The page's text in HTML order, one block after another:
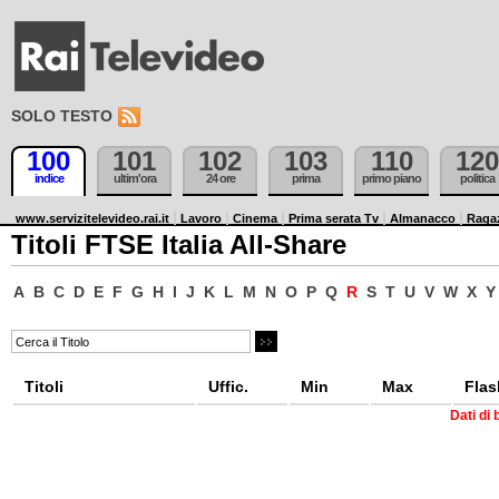
SOLO TESTO
100
indice
101
ultim'ora
102
24 ore
103
prima
110
primo piano
120
politica
www.servizitelevideo.rai.it Lavoro Cinema Prima serata Tv Almanacco
Titoli FTSE Italia All-Share
A B C D E F G H I J K L M N O P Q R S T U V W X Y
Titoli Uffic. Min Max
Dati di